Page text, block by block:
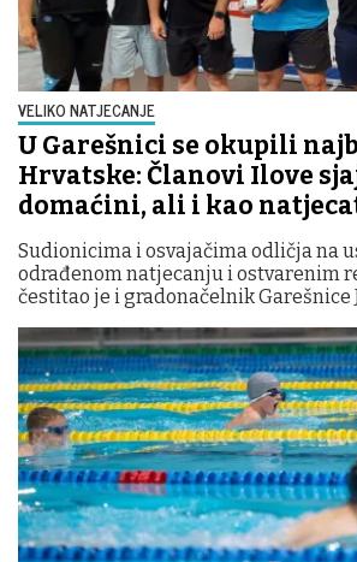
VELIKO NATJECANJE
U Garešnici se okupili
Hrvatske: Članovi Ilove
domaćini, ali i kao
Sudionicima i osvajačima odličja na
odrađenom natjecanju i ostvarenim
čestitao je i gradonačelnik Garešnice